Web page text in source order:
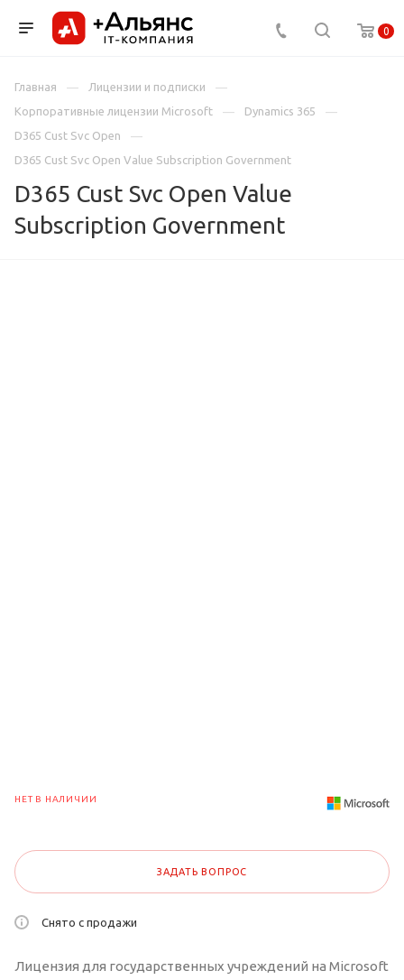
0
Главная
Лицензии и подписки
Корпоративные лицензии Microsoft
Dynamics 365
D365 Cust Svc Open
D365 Cust Svc Open Value Subscription Government
D365 Cust Svc Open Value
Subscription Government
НЕТ В НАЛИЧИИ
ЗАДАТЬ ВОПРОС
Снято с продажи
Лицензия для государственных учреждений на Microsoft